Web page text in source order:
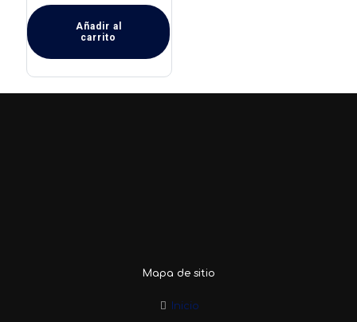
Añadir al
carrito
Mapa de sitio
Inicio